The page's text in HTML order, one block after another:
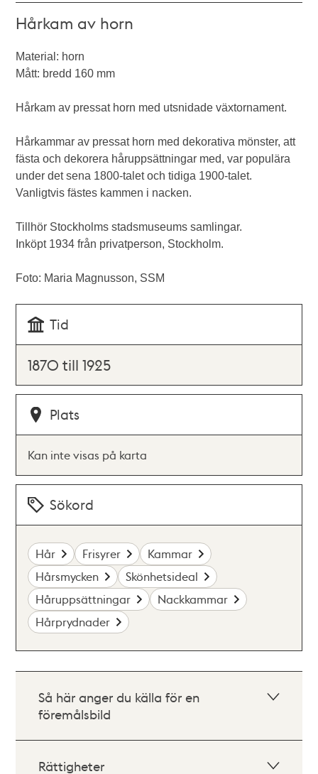
Hårkam av horn
Material: horn
Mått: bredd 160 mm
Hårkam av pressat horn med utsnidade växtornament.
Hårkammar av pressat horn med dekorativa mönster, att
fästa och dekorera håruppsättningar med, var populära
under det sena 1800-talet och tidiga 1900-talet.
Vanligtvis fästes kammen i nacken.
Tillhör Stockholms stadsmuseums samlingar.
Inköpt 1934 från privatperson, Stockholm.
Foto: Maria Magnusson, SSM
Tid
1870 till 1925
Plats
Kan inte visas på karta
Sökord
Hår Frisyrer
Kammar
Hårsmycken
Skönhetsideal
Håruppsättningar
Nackkammar
Hårprydnader
Så här anger du källa för en
föremålsbild
Rättigheter